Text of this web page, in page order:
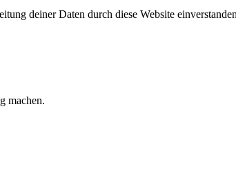
deiner Daten durch diese Website
machen.